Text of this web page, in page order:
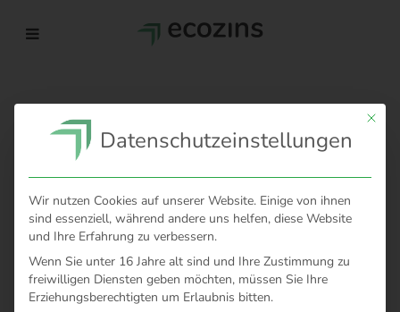
Einloggen
E-MAIL
PASSWORT
Mit
Datenschutzeinstellungen
Wir nutzen Cookies auf unserer Website. Einige von ihnen
sind essenziell, während andere uns helfen, diese Website
und Ihre Erfahrung zu verbessern.
Wenn Sie unter 16 Jahre alt sind und Ihre Zustimmung zu
freiwilligen Diensten geben möchten, müssen Sie Ihre
Erziehungsberechtigten um Erlaubnis bitten.